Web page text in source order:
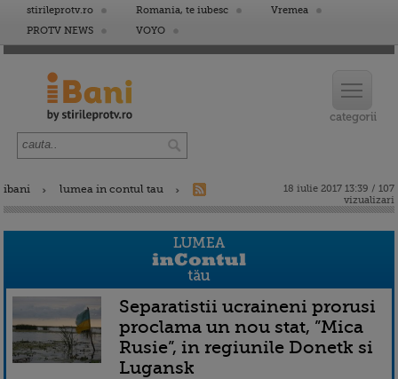
stirileprotv.ro Romania, te iubesc
Vremea
PROTV NEWS
VOYO
ibani lumea in contul tau
18 iulie 2017 13:39 / 107
vizualizari
Separatistii ucraineni prorusi
proclama un nou stat, ”Mica
Rusie”, in regiunile Donetk si
Lugansk